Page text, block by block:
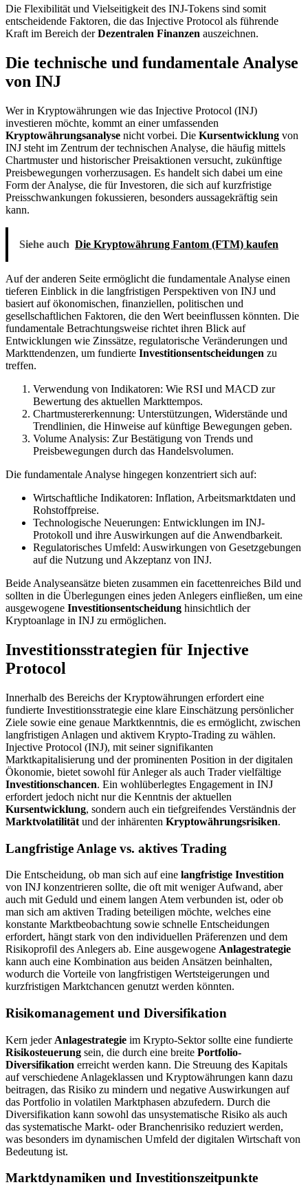
Die Flexibilität und Vielseitigkeit des INJ-Tokens sind somit
entscheidende Faktoren, die das Injective Protocol als führende
Kraft im Bereich derDezentralen Finanzen auszeichnen.
Die technische und fundamentale Analyse
von INJ
Wer in Kryptowährungen wie das Injective Protocol (INJ)
investieren möchte, kommt an einer umfassenden
Kryptowährungsanalyse nicht vorbei. Die Kursentwicklung von
INJ steht im Zentrum der technischen Analyse, die häufig mittels
Chartmuster und historischer Preisaktionen versucht, zukünftige
Preisbewegungen vorherzusagen. Es handelt sich dabei um eine
Form der Analyse, die für Investoren, die sich auf kurzfristige
Preisschwankungen fokussieren, besonders aussagekräftig sein
kann.
Siehe auch Die Kryptowährung Fantom (FTM) kaufen
Auf der anderen Seite ermöglicht die fundamentale Analyse einen
tieferen Einblick in die langfristigen Perspektiven von INJ und
basiert auf ökonomischen, finanziellen, politischen und
gesellschaftlichen Faktoren, die den Wert beeinflussen könnten. Die
fundamentale Betrachtungsweise richtet ihren Blick auf
Entwicklungen wie Zinssätze, regulatorische Veränderungen und
Markttendenzen, um fundierte Investitionsentscheidungen zu
treffen.
Verwendung von Indikatoren: Wie RSI und MACD zur
Bewertung des aktuellen Markttempos.
Chartmustererkennung: Unterstützungen, Widerstände und
Trendlinien, die Hinweise auf künftige Bewegungen geben.
Volume Analysis: Zur Bestätigung von Trends und
Preisbewegungen durch das Handelsvolumen.
Die fundamentale Analyse hingegen konzentriert sich auf:
Wirtschaftliche Indikatoren: Inflation, Arbeitsmarktdaten und
Rohstoffpreise.
Technologische Neuerungen: Entwicklungen im INJ-
Protokoll und ihre Auswirkungen auf die Anwendbarkeit.
Regulatorisches Umfeld: Auswirkungen von Gesetzgebungen
auf die Nutzung und Akzeptanz von INJ.
Beide Analyseansätze bieten zusammen ein facettenreiches Bild und
sollten in die Überlegungen eines jeden Anlegers einfließen, um eine
ausgewogene Investitionsentscheidung hinsichtlich der
Kryptoanlage in INJ zu ermöglichen.
Investitionsstrategien für Injective
Protocol
Innerhalb des Bereichs der Kryptowährungen erfordert eine
fundierte Investitionsstrategie eine klare Einschätzung persönlicher
Ziele sowie eine genaue Marktkenntnis, die es ermöglicht, zwischen
langfristigen Anlagen und aktivem Krypto-Trading zu wählen.
Injective Protocol (INJ), mit seiner signifikanten
Marktkapitalisierung und der prominenten Position in der digitalen
Ökonomie, bietet sowohl für Anleger als auch Trader vielfältige
Investitionschancen. Ein wohlüberlegtes Engagement in INJ
erfordert jedoch nicht nur die Kenntnis der aktuellen
Kursentwicklung, sondern auch ein tiefgreifendes Verständnis der
Marktvolatilität und der inhärenten Kryptowährungsrisiken.
Langfristige Anlage vs. aktives Trading
Die Entscheidung, ob man sich auf eine langfristige Investition
von INJ konzentrieren sollte, die oft mit weniger Aufwand, aber
auch mit Geduld und einem langen Atem verbunden ist, oder ob
man sich am aktiven Trading beteiligen möchte, welches eine
konstante Marktbeobachtung sowie schnelle Entscheidungen
erfordert, hängt stark von den individuellen Präferenzen und dem
Risikoprofil des Anlegers ab. Eine ausgewogene Anlagestrategie
kann auch eine Kombination aus beiden Ansätzen beinhalten,
wodurch die Vorteile von langfristigen Wertsteigerungen und
kurzfristigen Marktchancen genutzt werden könnten.
Risikomanagement und Diversifikation
Kern jeder Anlagestrategie im Krypto-Sektor sollte eine fundierte
Risikosteuerung sein, die durch eine breite Portfolio-
Diversifikation erreicht werden kann. Die Streuung des Kapitals
auf verschiedene Anlageklassen und Kryptowährungen kann dazu
beitragen, das Risiko zu mindern und negative Auswirkungen auf
das Portfolio in volatilen Marktphasen abzufedern. Durch die
Diversifikation kann sowohl das unsystematische Risiko als auch
das systematische Markt- oder Branchenrisiko reduziert werden,
was besonders im dynamischen Umfeld der digitalen Wirtschaft von
Bedeutung ist.
Marktdynamiken und Investitionszeitpunkte